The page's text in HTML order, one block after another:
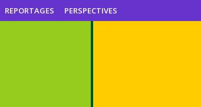
REPORTAGES PERSPECTIVES